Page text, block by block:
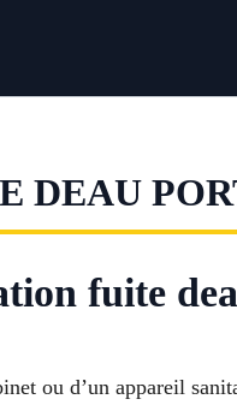
DEAU
fuite
ou d’un appareil